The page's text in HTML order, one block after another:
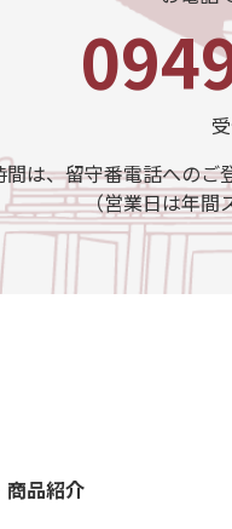
は、留守番電話へのご
（営業日は年間
商品紹介